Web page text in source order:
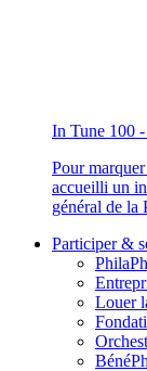
In Tune 100 -
Pour
accueilli un
général de la
Participer &
Louer